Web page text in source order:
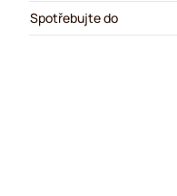
Spotřebujte do